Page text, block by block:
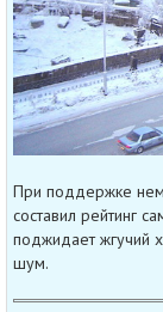
При поддержке
составил рейтинг
поджидает жгучий
шум.